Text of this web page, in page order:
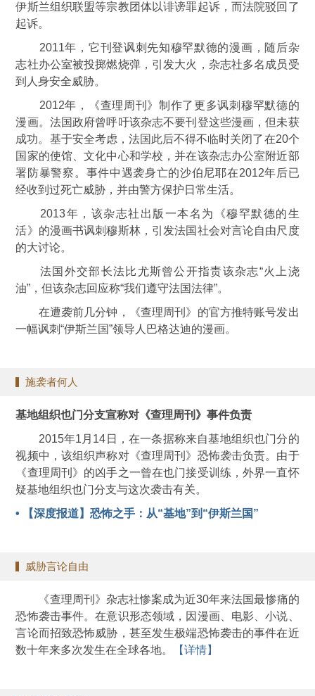
伊斯兰组织联盟等宗教团体以诽谤罪起诉，而法院驳回了
起诉。
2011年，它刊登讽刺先知穆罕默德的漫画，随后杂
志社办公室被投掷燃烧弹，引发大火，杂志社多名成员受
到人身安全威胁。
2012年，《查理周刊》制作了更多讽刺穆罕默德的
漫画。法国政府曾呼吁该杂志不要刊登这些漫画，但未获
成功。基于安全考虑，法国此后不得不临时关闭了在20个
国家的使馆、文化中心和学校，并在该杂志办公室附近部
署防暴警察。事件中遇袭身亡的沙伯尼耶在2012年后已
经收到过死亡威胁，并由警方保护日常生活。
2013年，该杂志社出版一本名为《穆罕默德的生
活》的漫画书讽刺穆斯林，引发法国社会对言论自由尺度
的大讨论。
法国外交部长法比尤斯曾公开指责该杂志“火上浇
油”，但该杂志回应称“我们遵守法国法律”。
在遭袭前几分钟，《查理周刊》的官方推特账号发出
一幅讽刺“伊斯兰国”领导人巴格达迪的漫画。
施袭者何人
基地组织也门分支宣称对《查理周刊》事件负责
2015年1月14日，在一条据称来自基地组织也门分的
视频中，该组织声称对《查理周刊》恐怖袭击负责。由于
《查理周刊》的凶手之一曾在也门接受训练，外界一直怀
疑基地组织也门分支与这次袭击有关。
• 【深度报道】恐怖之手：从“基地”到“伊斯兰国”
威胁言论自由
《查理周刊》杂志社惨案成为近30年来法国最惨痛的
恐怖袭击事件。在意识形态领域，因漫画、电影、小说、
言论而招致恐怖威胁，甚至发生极端恐怖袭击的事件在近
数十年来多次发生在全球各地。
【详情】